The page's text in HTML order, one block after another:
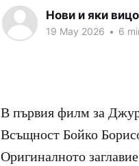
Нови и яки
19 May 2026 • 6
В първия филм за
Всъщност Бойко
Оригиналното